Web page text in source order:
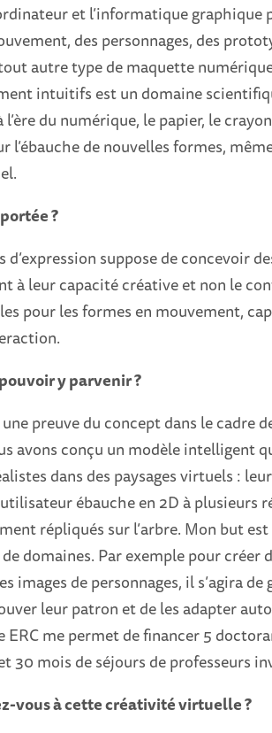
et l’informatique graphique
des personnages, des
autre type de maquette
intuitifs est un domaine
du numérique, le papier, le
l’ébauche de nouvelles formes,
?
d’expression suppose de concevoir
à leur capacité créative et non le
pour les formes en mouvement,
y parvenir ?
preuve du concept dans le cadre
avons conçu un modèle intelligent
dans des paysages virtuels : leur
ébauche en 2D à plusieurs
répliqués sur l’arbre. Mon but
domaines. Par exemple pour
images de personnages, il s’agira
leur patron et de les adapter
ERC me permet de financer 5
30 mois de séjours de professeurs
vous à cette créativité virtuelle ?